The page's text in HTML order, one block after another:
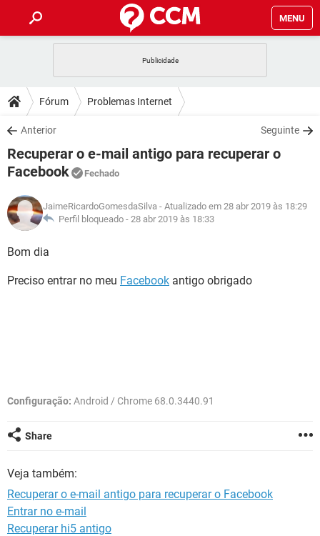
MENU
CELULAR FACEBOOK
OUTLOOK
INSTAGRAM GMAIL
GUIA DE COMPRAS
DICAS
JOGOS WHATSAPP
OUTLOOK
GUIA DE COMPRAS
DOWNLOADS
JOGOS WHATSAPP
CELULAR
OUTLOOK EXCEL
INSTAGRAM
GUIA DE COMPRAS
FÓRUM
CELULAR FACEBOOK
GLOSSÁRIO
JOGOS
CELULAR
OUTLOOK EXCEL
Fórum Problemas Internet
Anterior Seguinte
Recuperar o e-mail antigo para recuperar o
Facebook
Fechado
JaimeRicardoGomesdaSilva - Atualizado em 28 abr 2019 às 18:29
Perfil bloqueado - 28 abr 2019 às 18:33
Bom dia
Preciso entrar no meu Facebook antigo obrigado
Configuração: Android / Chrome 68.0.3440.91
Share
Veja também:
Recuperar o e-mail antigo para recuperar o Facebook
Entrar no e-mail
Recuperar hi5 antigo